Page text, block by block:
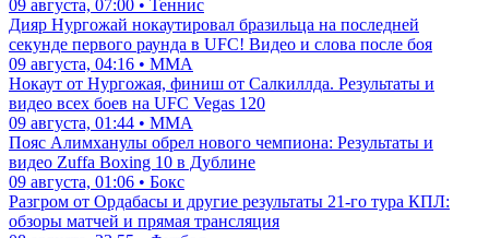
09 августа, 07:00 • Теннис
Дияр Нургожай нокаутировал бразильца на последней
секунде первого раунда в UFC! Видео и слова после боя
09 августа, 04:16 • ММА
Нокаут от Нургожая, финиш от Салкиллда. Результаты и
видео всех боев на UFC Vegas 120
09 августа, 01:44 • ММА
Пояс Алимханулы обрел нового чемпиона: Результаты и
видео Zuffa Boxing 10 в Дублине
09 августа, 01:06 • Бокс
Разгром от Ордабасы и другие результаты 21-го тура КПЛ:
обзоры матчей и прямая трансляция